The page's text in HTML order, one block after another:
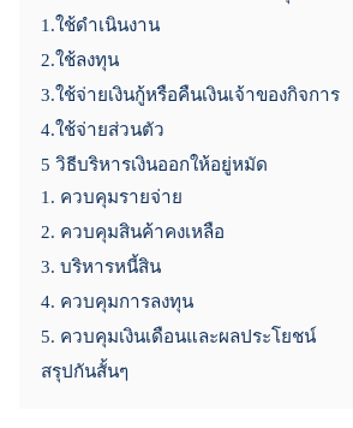
1.ใช้ดำเนินงาน
2.ใช้ลงทุน
3.ใช้จ่ายเงินกู้หรือคืนเงินเจ้าของกิจการ
4.ใช้จ่ายส่วนตัว
5 วิธีบริหารเงินออกให้อยู่หมัด
1. ควบคุมรายจ่าย
2. ควบคุมสินค้าคงเหลือ
3. บริหารหนี้สิน
4. ควบคุมการลงทุน
5. ควบคุมเงินเดือนและผลประโยชน์
สรุปกันสั้นๆ